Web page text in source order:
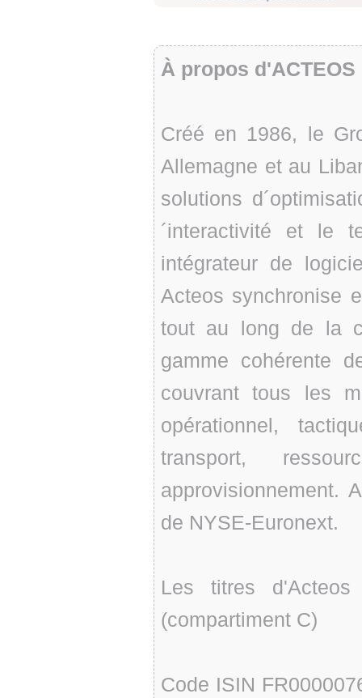
À propos d'ACTEOS
Créé en 1986, le
Allemagne et au
solutions
´interactivité et le
intégrateur de
Acteos synchronise
tout au long de la
gamme cohérente
couvrant tous les
opérationnel,
transport,
approvisionnement.
de NYSE-Euronext.
Les titres
(compartiment C)
Code ISIN